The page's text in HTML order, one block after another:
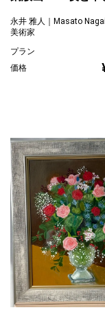
永井 雅人｜Masato
美術家
プラン
価格